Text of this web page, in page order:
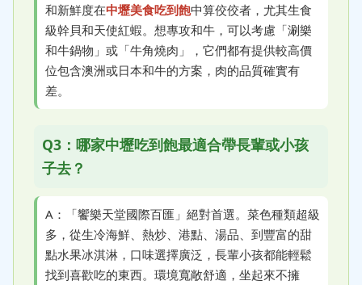
和新鮮度在中壢美食吃到飽中算佼佼者，尤其生食
級幹貝和天使紅蝦。想專攻和牛，可以考慮「涮樂
和牛鍋物」或「牛角燒肉」，它們都有提供較高價
位包含澳洲或日本和牛的方案，肉的品質確實有
差。
Q3：哪家中壢吃到飽最適合帶長輩或小孩
子去？
A：「饗樂天堂國際百匯」絕對首選。菜色種類超級
多，從生冷海鮮、熱炒、港點、湯品、到豐富的甜
點水果冰淇淋，口味選擇廣泛，長輩小孩都能輕鬆
找到喜歡吃的東西。環境寬敞舒適，坐起來不擁